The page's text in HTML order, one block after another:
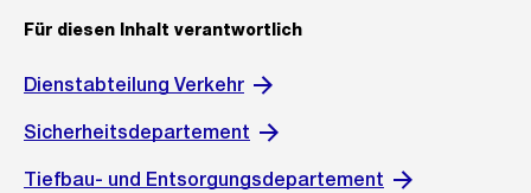
Für diesen Inhalt verantwortlich
Dienstabteilung Verkehr
Sicherheitsdepartement
Tiefbau- und Entsorgungsdepartement